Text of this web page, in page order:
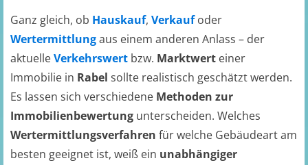
Ganz gleich, ob Hauskauf, Verkaufoder
Wertermittlungaus einem anderen Anlass – der
aktuelleVerkehrswert bzw. Marktwert einer
Immobilie in Rabel sollte realistisch geschätzt werden.
Es lassen sich verschiedene Methoden zur
Immobilienbewertung unterscheiden. Welches
Wertermittlungsverfahren für welche Gebäudeart am
besten geeignet ist, weiß ein unabhängiger